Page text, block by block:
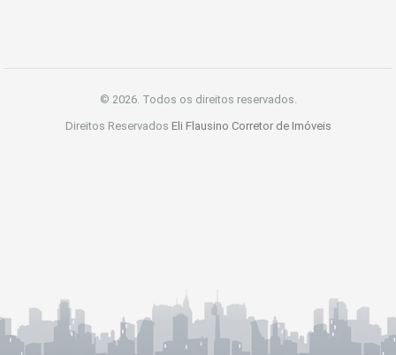
© 2026. Todos os direitos reservados.
Direitos Reservados Eli Flausino Corretor de Imóveis